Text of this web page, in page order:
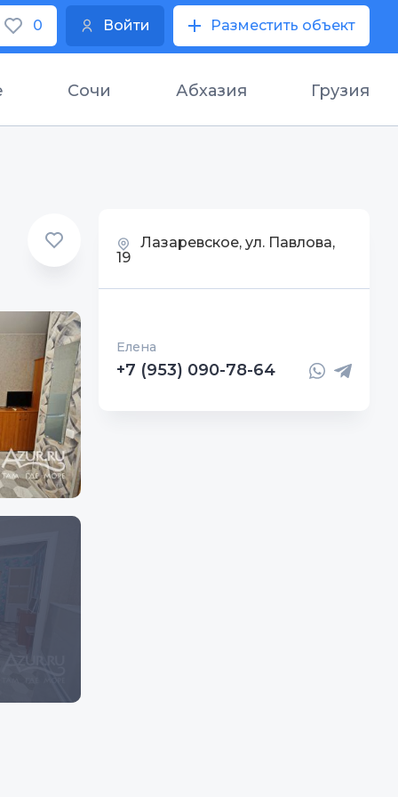
0 Войти Разместить объект
Сочи Абхазия Грузия
Лазаревское, ул. Павлова,
19
Елена
+7 (953) 090-78-64